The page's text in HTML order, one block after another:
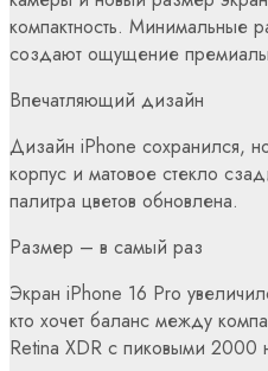
компактность. Минимальные
создают ощущение
Впечатляющий дизайн
Дизайн iPhone сохранился,
корпус и матовое стекло
палитра цветов обновлена.
Размер – в самый раз
Экран iPhone 16 Pro
кто хочет баланс между
Retina XDR с пиковыми 2000